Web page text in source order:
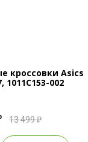
кроссовки Asics
1011C153-002
13 499 ₽